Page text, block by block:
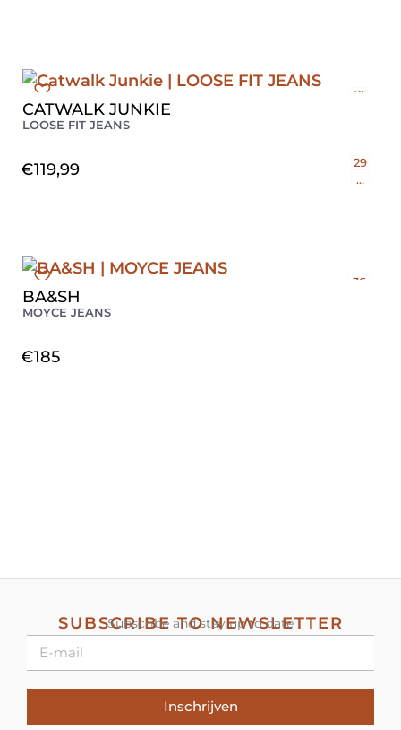
CATWALK JUNKIE
LOOSE FIT JEANS
€119,99
25
29
...
BA&SH
MOYCE JEANS
€185
36
SUBSCRIBE TO NEWSLETTER
Subscribe and stay up to date
Inschrijven